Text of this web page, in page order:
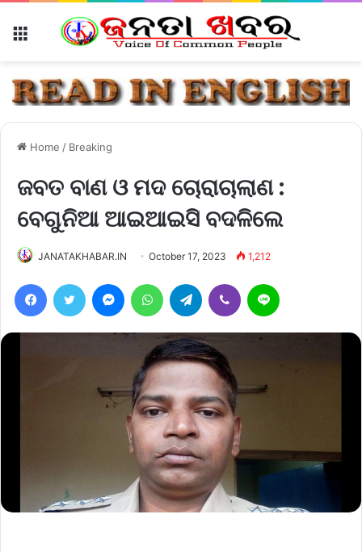
Home / Breaking
ଜବତ ବାଣ ଓ ମଦ ଚୋରାଚାଲାଣ :
ବେଗୁନିଆ ଆଇଆଇସି ବଦଳିଲେ
JANATAKHABAR.IN October 17, 2023 1,212
FacebookTwitter MessengerWhatsAppTelegram Viber